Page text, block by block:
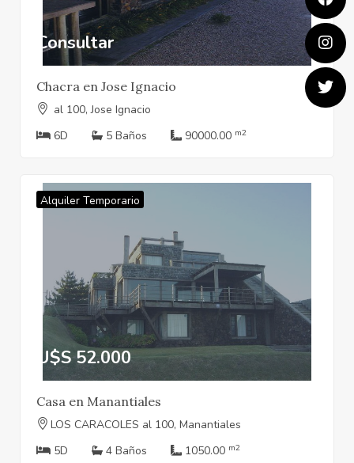
Consultar
Chacra en Jose Ignacio
al 100, Jose Ignacio
6D
5 Baños 90000.00 m2
Alquiler Temporario
U$S 52.000
Casa en Manantiales
LOS CARACOLES al 100, Manantiales
5D
4 Baños 1050.00 m2